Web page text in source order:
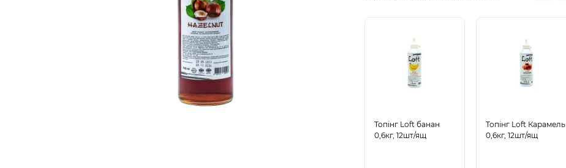
Топінг Loft банан
0,6кг, 12шт/ящ
Топінг Loft Карамель
0,6кг, 12шт/ящ